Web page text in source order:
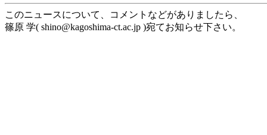
このニュースについて、コメントなどがありましたら、
篠原 学( shino@kagoshima-ct.ac.jp )宛てお知らせ下さい。